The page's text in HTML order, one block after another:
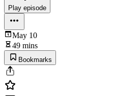
Play episode
May 10
49 mins
Bookmarks